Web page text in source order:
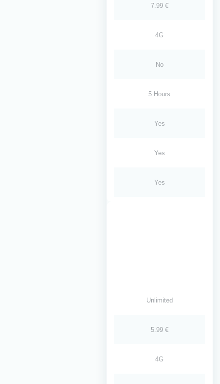
7.99 €
4G
No
5 Hours
Yes
Yes
Yes
Unlimited
5.99 €
4G